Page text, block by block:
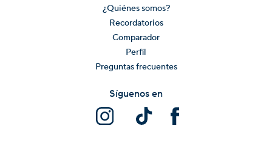
¿Quiénes somos?
Recordatorios
Comparador
Perfil
Preguntas frecuentes
Síguenos en